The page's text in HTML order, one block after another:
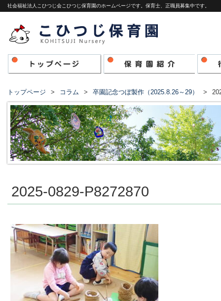
社会福祉法人こひつじ会こひつじ保育園のホームページです。保育士、正職員募集中です。
トップページ コラム 卒園記念つぼ製作（2025.8.26～29）
2025-0829-P8272870